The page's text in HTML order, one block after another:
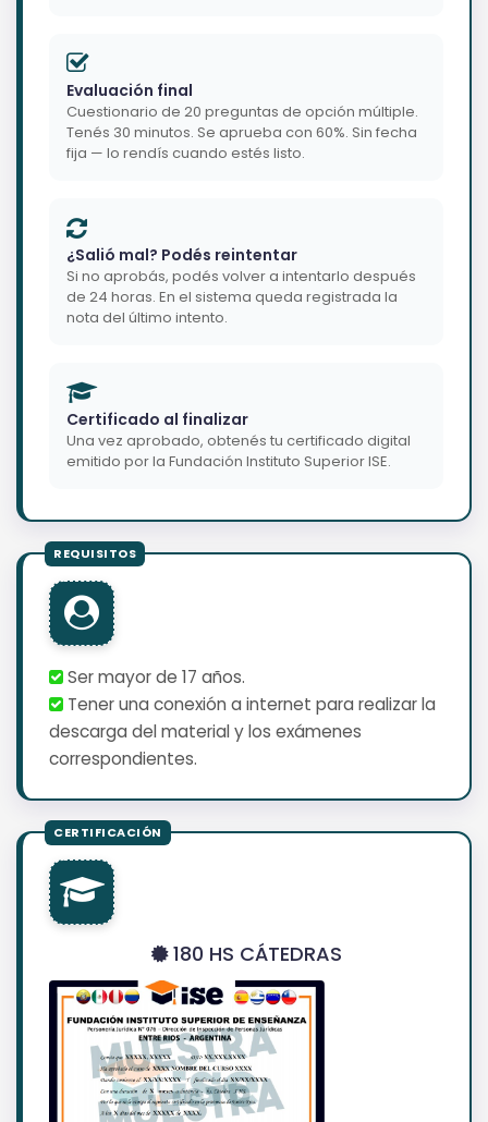
Evaluación final
Cuestionario de 20 preguntas de opción múltiple.
Tenés 30 minutos. Se aprueba con 60%. Sin fecha
fija — lo rendís cuando estés listo.
¿Salió mal? Podés reintentar
Si no aprobás, podés volver a intentarlo después
de 24 horas. En el sistema queda registrada la
nota del último intento.
Certificado al finalizar
Una vez aprobado, obtenés tu certificado digital
emitido por la Fundación Instituto Superior ISE.
Ser mayor de 17 años.
Tener una conexión a internet para realizar la
descarga del material y los exámenes
correspondientes.
180 HS CÁTEDRAS